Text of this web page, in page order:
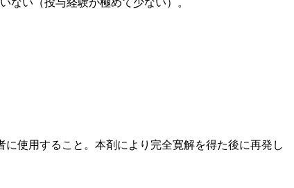
使用すること。本剤により完全寛解を得た後に再発し